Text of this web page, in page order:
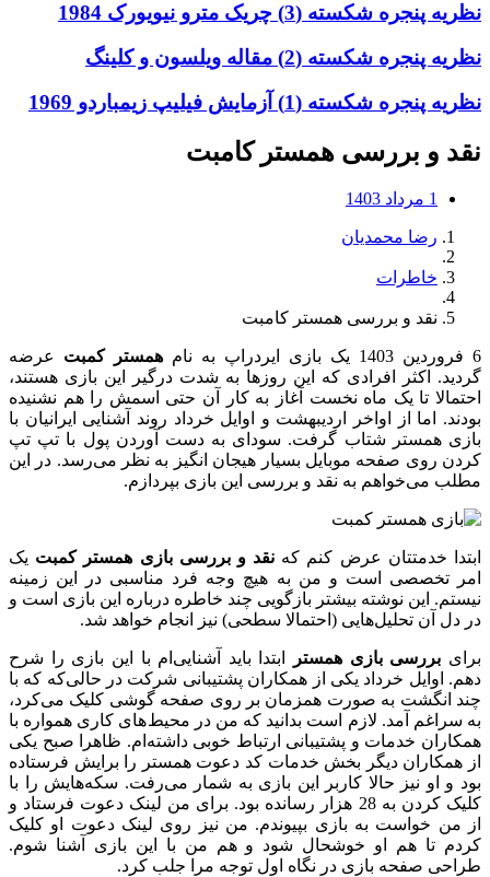
نظریه پنجره شکسته (3) چریک مترو نیویورک 1984
نظریه پنجره شکسته (2) مقاله ویلسون و کلینگ
نظریه پنجره شکسته (1) آزمایش فیلیپ زیمباردو 1969
نقد و بررسی همستر کامبت
1 مرداد 1403
رضا محمدیان
خاطرات
نقد و بررسی همستر کامبت
6 فروردین 1403 یک بازی ایردراپ به نام همستر کمبت عرضه
گردید. اکثر افرادی که این روزها به شدت درگیر این بازی هستند،
احتمالا تا یک ماه نخست آغاز به کار آن حتی اسمش را هم نشنیده
بودند. اما از اواخر اردیبهشت و اوایل خرداد روند آشنایی ایرانیان با
بازی همستر شتاب گرفت. سودای به دست آوردن پول با تپ تپ
کردن روی صفحه موبایل بسیار هیجان انگیز به نظر می‌رسد. در این
مطلب می‌خواهم به نقد و بررسی این بازی بپردازم.
ابتدا خدمتتان عرض کنم که نقد و بررسی بازی همستر کمبت یک
امر تخصصی است و من به هیچ وجه فرد مناسبی در این زمینه
نیستم. این نوشته بیشتر بازگویی چند خاطره درباره این بازی است و
در دل آن تحلیل‌هایی (احتمالا سطحی) نیز انجام خواهد شد.
برای بررسی بازی همستر
ابتدا باید آشنایی‌ام با این بازی را شرح
دهم. اوایل خرداد یکی از همکاران پشتیبانی شرکت در حالی‌که که با
چند انگشت به صورت همزمان بر روی صفحه گوشی کلیک می‌کرد،
به سراغم آمد. لازم است بدانید که من در محیط‌های کاری همواره با
همکاران خدمات و پشتیبانی ارتباط خوبی داشته‌ام. ظاهرا صبح یکی
از همکاران دیگر بخش خدمات کد دعوت همستر را برایش فرستاده
بود و او نیز حالا کاربر این بازی به شمار می‌رفت. سکه‌هایش را با
کلیک کردن به 28 هزار رسانده بود. برای من لینک دعوت فرستاد و
از من خواست به بازی بپیوندم. من نیز روی لینک دعوت او کلیک
کردم تا هم او خوشحال شود و هم من با این بازی آشنا شوم.
طراحی صفحه بازی در نگاه اول توجه مرا جلب کرد.